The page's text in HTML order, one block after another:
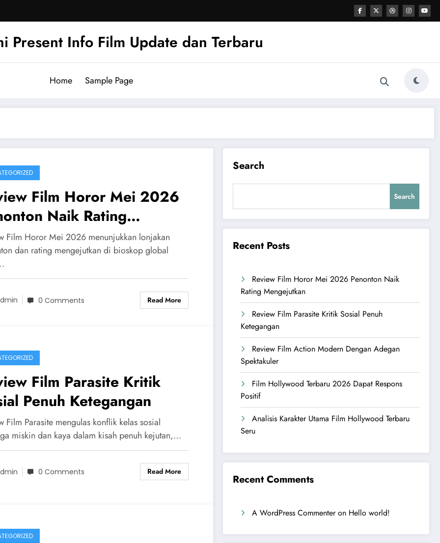
Present Info Film Update dan Terbaru
Home Sample Page
Film Horor Mei 2026
Naik Rating
Film Horor Mei 2026 menunjukkan lonjakan
dan rating mengejutkan di bioskop global
0 Comments Read More
Film Parasite Kritik
Penuh Ketegangan
Film Parasite mengulas konflik kelas sosial
miskin dan kaya dalam kisah penuh kejutan,…
0 Comments Read More
Search
Search
Recent Posts
Review Film Horor Mei 2026 Penonton Naik
Rating Mengejutkan
Review Film Parasite Kritik Sosial Penuh
Ketegangan
Review Film Action Modern Dengan Adegan
Spektakuler
Film Hollywood Terbaru 2026 Dapat Respons
Positif
Analisis Karakter Utama Film Hollywood Terbaru
Seru
Recent Comments
A WordPress Commenteron Hello world!